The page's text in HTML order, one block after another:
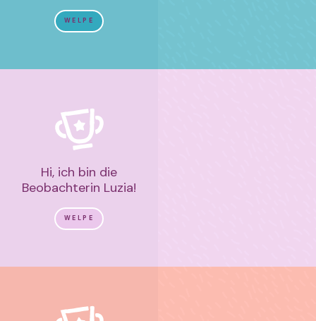
WELPE
Hi, ich bin die
Beobachterin Luzia!
WELPE